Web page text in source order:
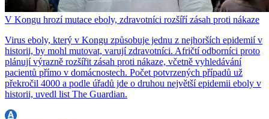
V Kongu hrozí mutace eboly, zdravotníci rozšíří zásah proti nákaze
Virus eboly, který v Kongu způsobuje jednu z nejhorších epidemií v
historii, by mohl mutovat, varují zdravotníci. Afričtí odborníci proto
plánují výrazně rozšířit zásah proti nákaze, včetně vyhledávání
pacientů přímo v domácnostech. Počet potvrzených případů už
překročil 4000 a podle úřadů jde o druhou největší epidemii eboly v
historii, uvedl list The Guardian.